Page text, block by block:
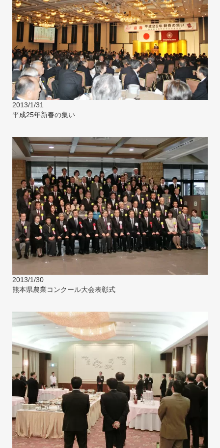
2013/1/31
平成25年新春の集い
2013/1/30
熊本県農業コンクール大会表彰式